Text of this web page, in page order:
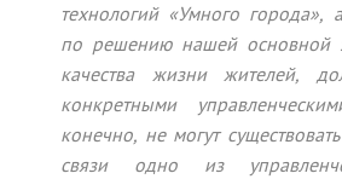
технологий «Умного города»,
по решению нашей основной
качества жизни жителей,
конкретными
конечно, не могут
связи одно из